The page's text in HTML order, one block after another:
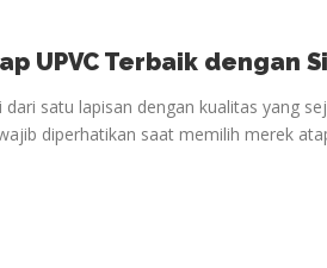
UPVC Terbaik dengan
satu lapisan dengan kualitas yang
diperhatikan saat memilih merek